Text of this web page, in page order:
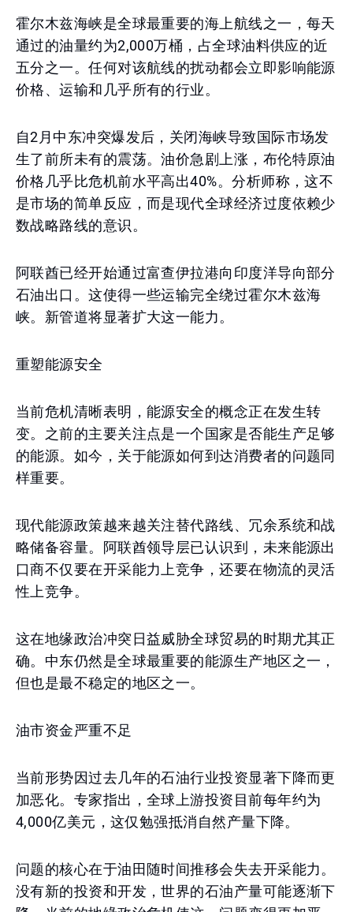
霍尔木兹海峡是全球最重要的海上航线之一，每天
通过的油量约为2,000万桶，占全球油料供应的近
五分之一。任何对该航线的扰动都会立即影响能源
价格、运输和几乎所有的行业。
自2月中东冲突爆发后，关闭海峡导致国际市场发
生了前所未有的震荡。油价急剧上涨，布伦特原油
价格几乎比危机前水平高出40%。分析师称，这不
是市场的简单反应，而是现代全球经济过度依赖少
数战略路线的意识。
阿联酋已经开始通过富查伊拉港向印度洋导向部分
石油出口。这使得一些运输完全绕过霍尔木兹海
峡。新管道将显著扩大这一能力。
重塑能源安全
当前危机清晰表明，能源安全的概念正在发生转
变。之前的主要关注点是一个国家是否能生产足够
的能源。如今，关于能源如何到达消费者的问题同
样重要。
现代能源政策越来越关注替代路线、冗余系统和战
略储备容量。阿联酋领导层已认识到，未来能源出
口商不仅要在开采能力上竞争，还要在物流的灵活
性上竞争。
这在地缘政治冲突日益威胁全球贸易的时期尤其正
确。中东仍然是全球最重要的能源生产地区之一，
但也是最不稳定的地区之一。
油市资金严重不足
当前形势因过去几年的石油行业投资显著下降而更
加恶化。专家指出，全球上游投资目前每年约为
4,000亿美元，这仅勉强抵消自然产量下降。
问题的核心在于油田随时间推移会失去开采能力。
没有新的投资和开发，世界的石油产量可能逐渐下